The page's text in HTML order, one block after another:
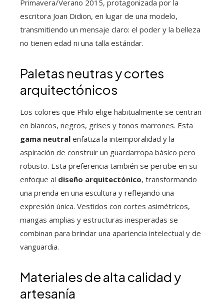
Primavera/Verano 2015, protagonizada por la
escritora Joan Didion, en lugar de una modelo,
transmitiendo un mensaje claro: el poder y la belleza
no tienen edad ni una talla estándar.
Paletas neutras y cortes
arquitectónicos
Los colores que Philo elige habitualmente se centran
en blancos, negros, grises y tonos marrones. Esta
gama neutral enfatiza la intemporalidad y la
aspiración de construir un guardarropa básico pero
robusto. Esta preferencia también se percibe en su
enfoque al diseño arquitectónico, transformando
una prenda en una escultura y reflejando una
expresión única. Vestidos con cortes asimétricos,
mangas amplias y estructuras inesperadas se
combinan para brindar una apariencia intelectual y de
vanguardia.
Materiales de alta calidad y
artesanía